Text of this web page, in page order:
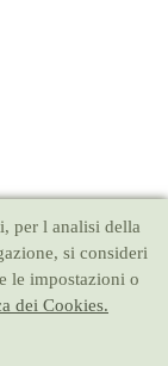
per l analisi della
si consideri
le impostazioni o
dei Cookies.